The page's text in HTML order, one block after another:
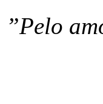
”Pelo